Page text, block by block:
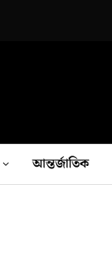
আন্তর্জাতিক